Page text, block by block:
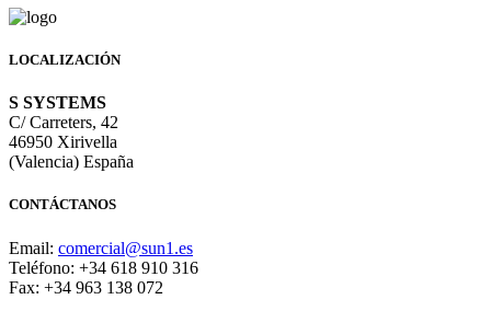
LOCALIZACIÓN
S SYSTEMS
C/ Carreters, 42
46950 Xirivella
(Valencia) España
CONTÁCTANOS
Email: comercial@sun1.es
Teléfono: +34 618 910 316
Fax: +34 963 138 072